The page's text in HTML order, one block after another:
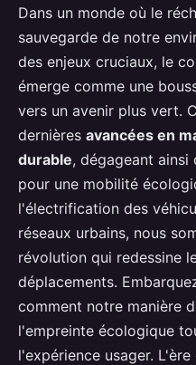
Les Avancées
Transport
Avenir Plus
Nino•11 janvier 2022• 5 min
Dans un monde où le
sauvegarde de notre
des enjeux cruciaux, le
émerge comme une
vers un avenir plus vert.
dernières avancées en
durable, dégageant ainsi
pour une mobilité
l'électrification des
réseaux urbains, nous
révolution qui redessine
déplacements.
comment notre manière
l'empreinte écologique
l'expérience usager.